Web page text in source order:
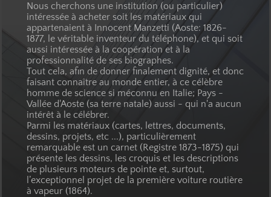
Nous cherchons une institution (ou particulier)
intéressée à acheter soit les matériaux qui
appartenaient à Innocent Manzetti (Aoste: 1826-
1877, le véritable inventeur du téléphone), et qui soit
aussi intéressée à la coopération et à la
professionnalité de ses biographes.
Tout cela, afin de donner finalement dignité, et donc
faisant connaître au monde entier, à ce célèbre
homme de science si méconnu en Italie; Pays -
Vallée d'Aoste (sa terre natale) aussi - qui n'a aucun
intérêt à le célébrer.
Parmi les matériaux (cartes, lettres, documents,
dessins, projets, etc ...), particulièrement
remarquable est un carnet (Registre 1873-1875) qui
présente les dessins, les croquis et les descriptions
de plusieurs moteurs de pointe et, surtout,
l’exceptionnel projet de la première voiture routière
à vapeur (1864).